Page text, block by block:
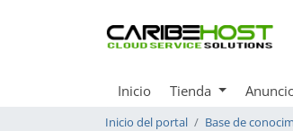
Inicio Tienda
Inicio del portal Base de